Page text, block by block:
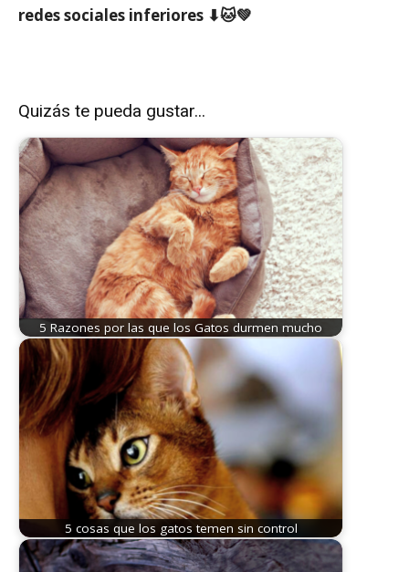
redes sociales inferiores ⬇🐱💚
Quizás te pueda gustar...
5 Razones por las que los Gatos durmen mucho
5 cosas que los gatos temen sin control